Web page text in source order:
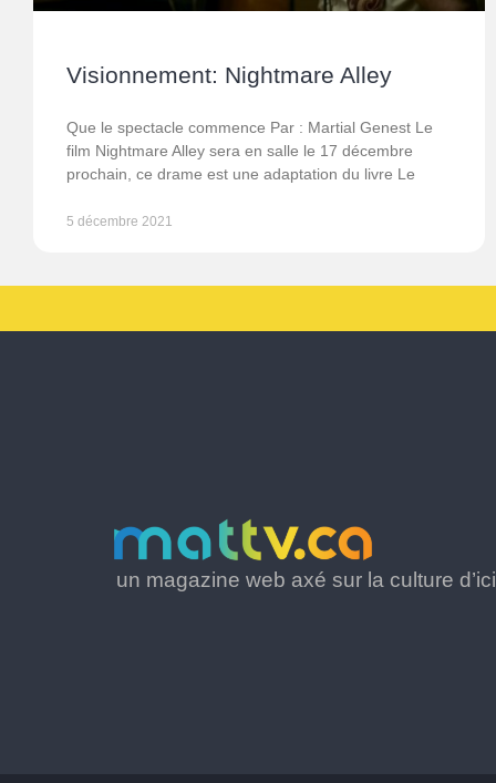
Visionnement: Nightmare Alley
Que le spectacle commence Par : Martial Genest Le
film Nightmare Alley sera en salle le 17 décembre
prochain, ce drame est une adaptation du livre Le
5 décembre 2021
un magazine web axé sur la culture d’ici